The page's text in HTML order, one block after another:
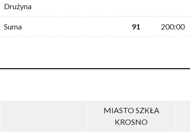
Drużyna
Suma 91 200:00
MIASTO SZKŁA
KROSNO